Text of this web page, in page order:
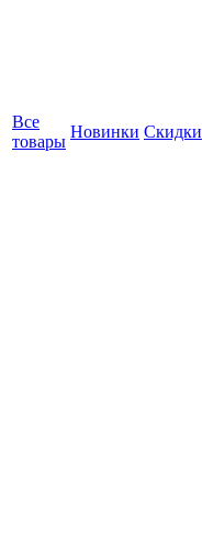
Все
товары
Новинки Скидки